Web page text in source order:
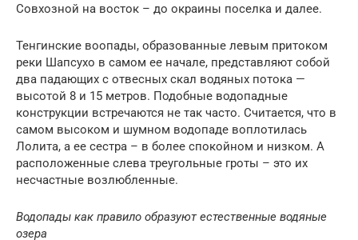
Совхозной на восток – до окраины поселка и далее.
Тенгинские воопады, образованные левым притоком
реки Шапсухо в самом ее начале, представляют собой
два падающих с отвесных скал водяных потока —
высотой 8 и 15 метров. Подобные водопадные
конструкции встречаются не так часто. Считается, что в
самом высоком и шумном водопаде воплотилась
Лолита, а ее сестра – в более спокойном и низком. А
расположенные слева треугольные гроты – это их
несчастные возлюбленные.
Водопады как правило образуют естественные водяные
озера